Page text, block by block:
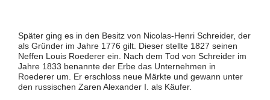
Später ging es in den Besitz von Nicolas-Henri Schreider, der
als Gründer im Jahre 1776 gilt. Dieser stellte 1827 seinen
Neffen Louis Roederer ein. Nach dem Tod von Schreider im
Jahre 1833 benannte der Erbe das Unternehmen in
Roederer um. Er erschloss neue Märkte und gewann unter
den russischen Zaren Alexander I. als Käufer.